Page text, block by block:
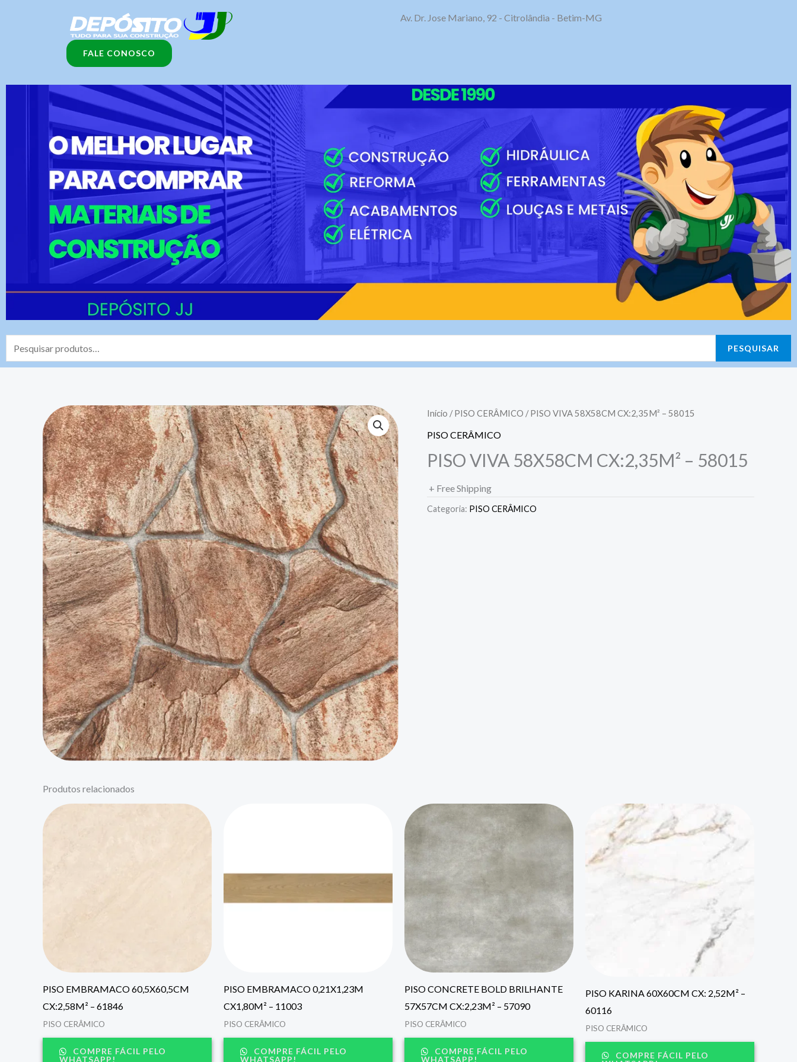
FALE CONOSCO
Av. Dr. Jose Mariano, 92 - Citrolândia - Betim-MG
Pesquisar
por:
PESQUISAR
Início /PISO CERÂMICO / PISO VIVA 58X58CM CX:2,35M² – 58015
PISO CERÂMICO
PISO VIVA 58X58CM CX:2,35M² – 58015
+ Free Shipping
Categoria: PISO CERÂMICO
Produtos relacionados
PISO EMBRAMACO 60,5X60,5CM
CX:2,58M² – 61846
PISO CERÂMICO
COMPRE FÁCIL PELO
WHATSAPP!
PISO EMBRAMACO 0,21X1,23M
CX1,80M² – 11003
PISO CERÂMICO
COMPRE FÁCIL PELO
WHATSAPP!
PISO CONCRETE BOLD BRILHANTE
57X57CM CX:2,23M² – 57090
PISO CERÂMICO
COMPRE FÁCIL PELO
WHATSAPP!
PISO KARINA 60X60CM CX: 2,52M² –
60116
PISO CERÂMICO
COMPRE FÁCIL PELO